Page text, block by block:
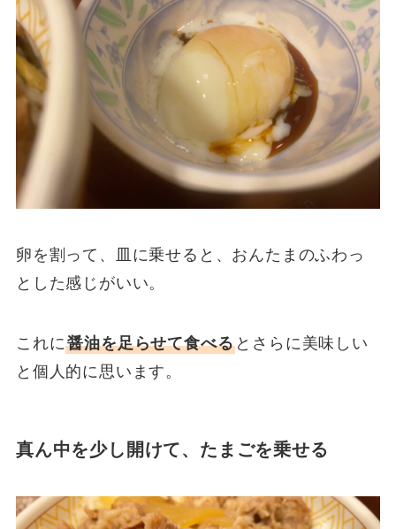
卵を割って、皿に乗せると、おんたまのふわっ
とした感じがいい。
これに醤油を足らせて食べる とさらに美味しい
と個人的に思います。
真ん中を少し開けて、たまごを乗せる